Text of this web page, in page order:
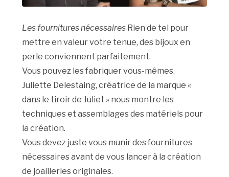
Les fournitures nécessaires Rien de tel pour
mettre en valeur votre tenue, des bijoux en
perle conviennent parfaitement.
Vous pouvez les fabriquer vous-mêmes.
Juliette Delestaing, créatrice de la marque «
dans le tiroir de Juliet » nous montre les
techniques et assemblages des matériels pour
la création.
Vous devez juste vous munir des fournitures
nécessaires avant de vous lancer à la création
de joailleries originales.